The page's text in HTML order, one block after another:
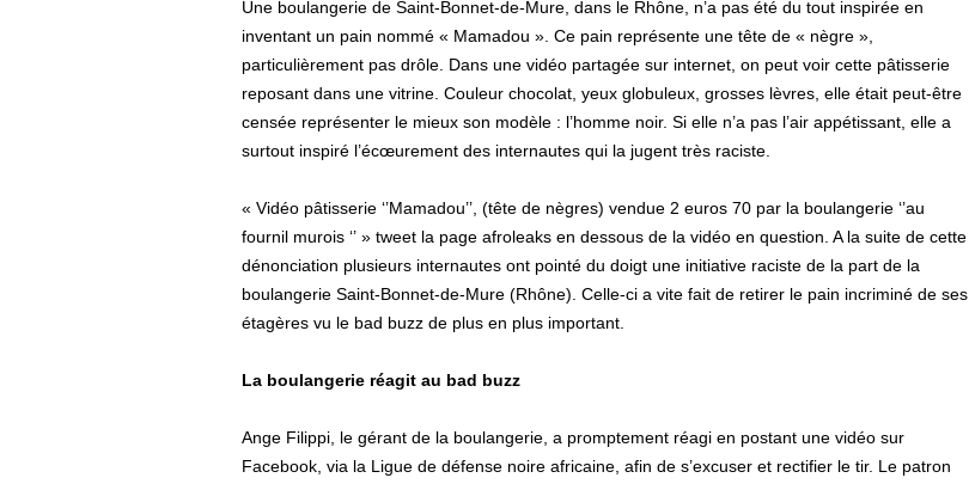
Une boulangerie de Saint-Bonnet-de-Mure, dans le Rhône, n’a pas été du tout inspirée en
inventant un pain nommé « Mamadou ». Ce pain représente une tête de « nègre »,
particulièrement pas drôle. Dans une vidéo partagée sur internet, on peut voir cette pâtisserie
reposant dans une vitrine. Couleur chocolat, yeux globuleux, grosses lèvres, elle était peut-être
censée représenter le mieux son modèle : l’homme noir. Si elle n’a pas l’air appétissant, elle a
surtout inspiré l’écœurement des internautes qui la jugent très raciste.
« Vidéo pâtisserie ‘’Mamadou’’, (tête de nègres) vendue 2 euros 70 par la boulangerie ‘’au
fournil murois ‘’ » tweet la page afroleaks en dessous de la vidéo en question. A la suite de cette
dénonciation plusieurs internautes ont pointé du doigt une initiative raciste de la part de la
boulangerie Saint-Bonnet-de-Mure (Rhône). Celle-ci a vite fait de retirer le pain incriminé de ses
étagères vu le bad buzz de plus en plus important.
La boulangerie réagit au bad buzz
Ange Filippi, le gérant de la boulangerie, a promptement réagi en postant une vidéo sur
Facebook, via la Ligue de défense noire africaine, afin de s’excuser et rectifier le tir. Le patron